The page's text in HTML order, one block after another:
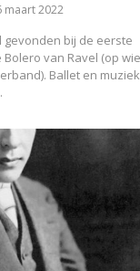
maart 2022
gevonden bij de eerste
van Ravel (op
Ballet en muziek